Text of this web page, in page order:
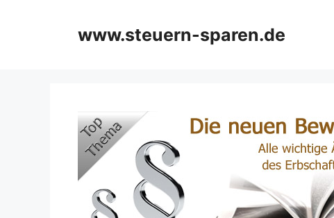
www.steuern-sparen.de